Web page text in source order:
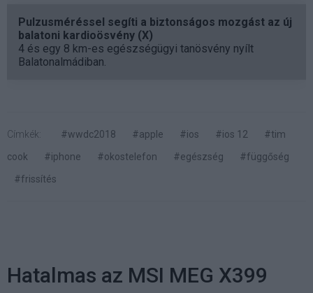
Pulzusméréssel segíti a biztonságos mozgást az új
balatoni kardioösvény (X)
4 és egy 8 km-es egészségügyi tanösvény nyílt
Balatonalmádiban.
Címkék: #wwdc2018 #apple #ios #ios 12
#tim
cook
#iphone #okostelefon #egészség
#függőség
#frissítés
Hatalmas az MSI MEG X399